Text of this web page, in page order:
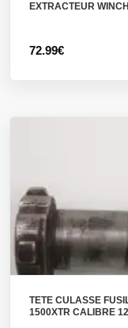
EXTRACTEUR
72.99€
TETE CULASSE
1500XTR CALIBRE 12